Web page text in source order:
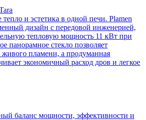
и эстетика в одной печи. Plamen
дизайн с передовой инженерией,
тепловую мощность 11 кВт при
панорамное стекло позволяет
живого пламени, а продуманная
экономичный расход дров и легкое
баланс мощности, эффективности и